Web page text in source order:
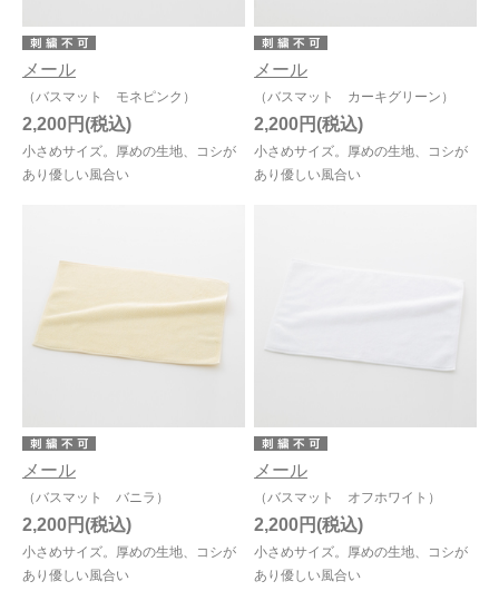
メール
（バスマット モネピンク）
小さめサイズ。厚めの生地、コシが
あり優しい風合い
2,200円
メール
（バスマット カーキグリーン）
小さめサイズ。厚めの生地、コシが
あり優しい風合い
2,200円
メール
（バスマット バニラ）
小さめサイズ。厚めの生地、コシが
あり優しい風合い
2,200円
メール
（バスマット オフホワイト）
小さめサイズ。厚めの生地、コシが
あり優しい風合い
2,200円